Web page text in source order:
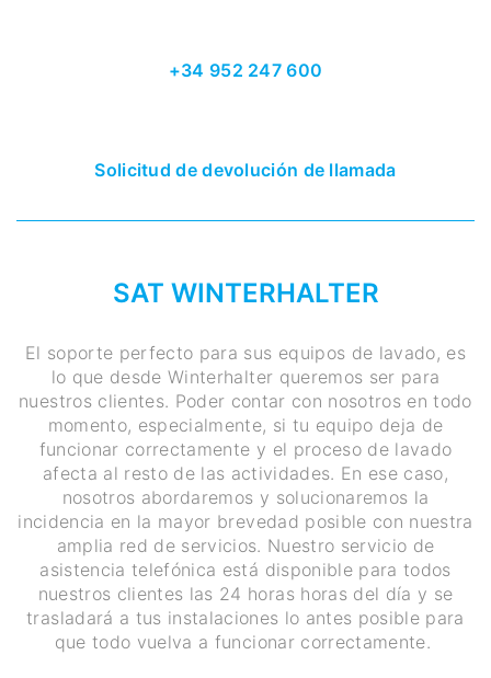
+34 952 247 600
Solicitud de devolución de llamada
SAT WINTERHALTER
El soporte perfecto para sus equipos de lavado, es
lo que desde Winterhalter queremos ser para
nuestros clientes. Poder contar con nosotros en todo
momento, especialmente, si tu equipo deja de
funcionar correctamente y el proceso de lavado
afecta al resto de las actividades. En ese caso,
nosotros abordaremos y solucionaremos la
incidencia en la mayor brevedad posible con nuestra
amplia red de servicios. Nuestro servicio de
asistencia telefónica está disponible para todos
nuestros clientes las 24 horas horas del día y se
trasladará a tus instalaciones lo antes posible para
que todo vuelva a funcionar correctamente.